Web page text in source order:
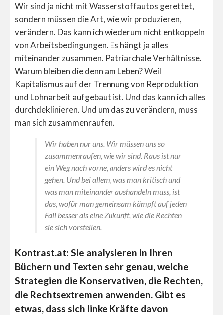
Wir sind ja nicht mit Wasserstoffautos gerettet,
sondern müssen die Art, wie wir produzieren,
verändern. Das kann ich wiederum nicht entkoppeln
von Arbeitsbedingungen. Es hängt ja alles
miteinander zusammen. Patriarchale Verhältnisse.
Warum bleiben die denn am Leben? Weil
Kapitalismus auf der Trennung von Reproduktion
und Lohnarbeit aufgebaut ist. Und das kann ich alles
durchdeklinieren. Und um das zu verändern, muss
man sich zusammenraufen.
Wir haben nur uns. Wir müssen uns so
zusammenraufen, wie wir sind. Raus ist nur
ein Weg nach vorne, anders wird es nicht
gehen. Und bei allem, was man kritisch und
was man miteinander aushandeln muss, ist
das, wofür man gemeinsam kämpft auf jeden
Fall besser als eine Zukunft, wie die Rechten
sie sich vorstellen.
Kontrast.at: Sie analysieren in Ihren
Büchern und Texten sehr genau, welche
Strategien die Konservativen, die Rechten,
die Rechtsextremen anwenden. Gibt es
etwas, dass sich linke Kräfte davon